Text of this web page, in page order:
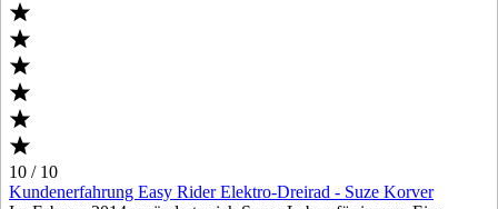
10 / 10
Kundenerfahrung Easy Rider Elektro-Dreirad - Suze Korver